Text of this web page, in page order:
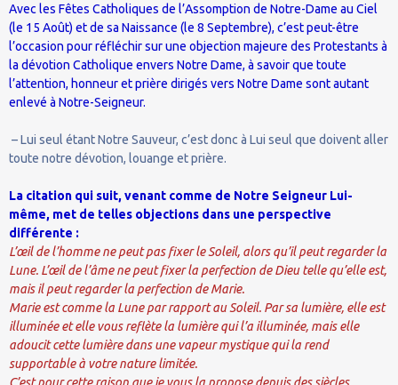
Avec les Fêtes Catholiques de l’Assomption de Notre-Dame au Ciel
(le 15 Août) et de sa Naissance (le 8 Septembre), c’est peut-être
l’occasion pour réfléchir sur une objection majeure des Protestants à
la dévotion Catholique envers Notre Dame, à savoir que toute
l’attention, honneur et prière dirigés vers Notre Dame sont autant
enlevé à Notre-Seigneur.
– Lui seul étant Notre Sauveur, c’est donc à Lui seul que doivent aller
toute notre dévotion, louange et prière.
La citation qui suit, venant comme de Notre Seigneur Lui-
même, met de telles objections dans une perspective
différente :
L’œil de l’homme ne peut pas fixer le Soleil, alors qu’il peut regarder la
Lune. L’œil de l’âme ne peut fixer la perfection de Dieu telle qu’elle est,
mais il peut regarder la perfection de Marie.
Marie est comme la Lune par rapport au Soleil. Par sa lumière, elle est
illuminée et elle vous reflète la lumière qui l’a illuminée, mais elle
adoucit cette lumière dans une vapeur mystique qui la rend
supportable à votre nature limitée.
C’est pour cette raison que je vous la propose depuis des siècles